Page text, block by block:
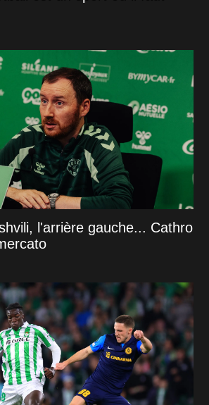
l'arrière gauche... Cathro